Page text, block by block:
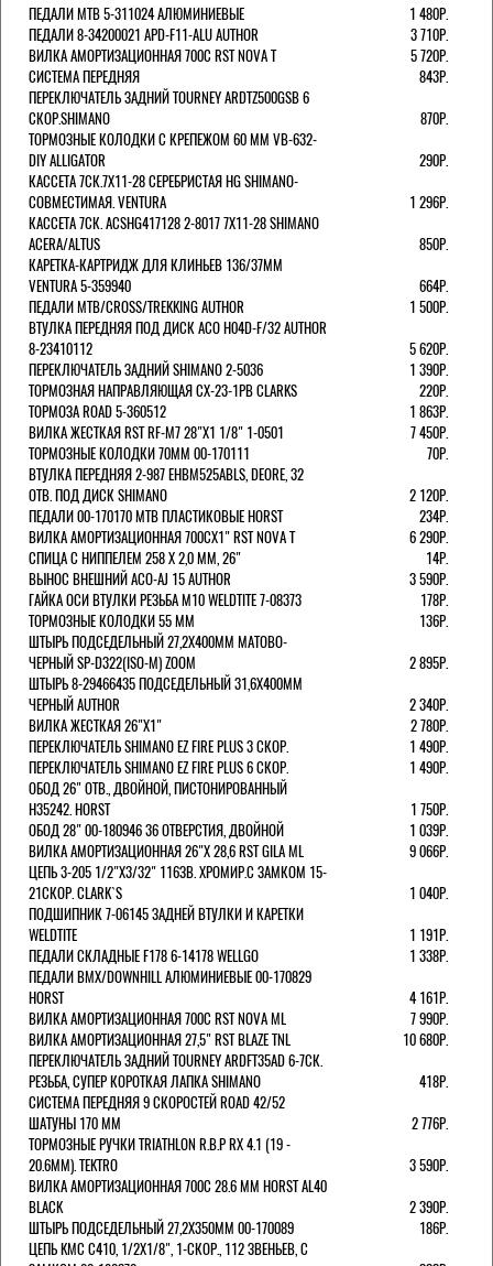
ПЕДАЛИ MTB 5-311024 АЛЮМИНИЕВЫЕ
1 480Р.
ПЕДАЛИ 8-34200021 APD-F11-ALU AUTHOR
3 710Р.
ВИЛКА АМОРТИЗАЦИОННАЯ 700С RST NOVA T
5 720Р.
СИСТЕМА ПЕРЕДНЯЯ
843Р.
ПЕРЕКЛЮЧАТЕЛЬ ЗАДНИЙ TOURNEY ARDTZ500GSB 6
СКОР.SHIMANO
870Р.
ТОРМОЗНЫЕ КОЛОДКИ С КРЕПЕЖОМ 60 ММ VB-632-
DIY ALLIGATOR
290Р.
КАССЕТА 7СК.7Х11-28 СЕРЕБРИСТАЯ HG SHIMANO-
СОВМЕСТИМАЯ. VENTURA
1 296Р.
КАССЕТА 7СК. ACSHG417128 2-8017 7Х11-28 SHIMANO
ACERA/ALTUS
850Р.
КАРЕТКА-КАРТРИДЖ ДЛЯ КЛИНЬЕВ 136/37ММ
VENTURA 5-359940
664Р.
ПЕДАЛИ MTB/CROSS/TREKKING AUTHOR
1 500Р.
ВТУЛКА ПЕРЕДНЯЯ ПОД ДИСК ACO H04D-F/32 AUTHOR
8-23410112
5 620Р.
ПЕРЕКЛЮЧАТЕЛЬ ЗАДНИЙ SHIMANO 2-5036
1 390Р.
ТОРМОЗНАЯ НАПРАВЛЯЮЩАЯ CX-23-1PB CLARKS
220Р.
ТОРМОЗА ROAD 5-360512
1 863Р.
ВИЛКА ЖЕСТКАЯ RST RF-M7 28"Х1 1/8" 1-0501
7 450Р.
ТОРМОЗНЫЕ КОЛОДКИ 70ММ 00-170111
70Р.
ВТУЛКА ПЕРЕДНЯЯ 2-987 EHBM525ABLS, DEORE, 32
ОТВ. ПОД ДИСК SHIMANO
2 120Р.
ПЕДАЛИ 00-170170 МТВ ПЛАСТИКОВЫЕ HORST
234Р.
ВИЛКА АМОРТИЗАЦИОННАЯ 700СХ1" RST NOVA T
6 290Р.
СПИЦА С НИППЕЛЕМ 258 Х 2,0 ММ, 26"
14Р.
ВЫНОС ВНЕШНИЙ ACO-AJ 15 AUTHOR
3 590Р.
ГАЙКА ОСИ ВТУЛКИ РЕЗЬБА М10 WELDTITE 7-08373
178Р.
ТОРМОЗНЫЕ КОЛОДКИ 55 ММ
136Р.
ШТЫРЬ ПОДСЕДЕЛЬНЫЙ 27,2Х400ММ МАТОВО-
ЧЕРНЫЙ SP-D322(ISO-M) ZOOM
2 895Р.
ШТЫРЬ 8-29466435 ПОДСЕДЕЛЬНЫЙ 31,6X400ММ
ЧЕРНЫЙ AUTHOR
2 340Р.
ВИЛКА ЖЕСТКАЯ 26"Х1"
2 780Р.
ПЕРЕКЛЮЧАТЕЛЬ SHIMANO EZ FIRE PLUS 3 СКОР.
1 490Р.
ПЕРЕКЛЮЧАТЕЛЬ SHIMANO EZ FIRE PLUS 6 СКОР.
1 490Р.
ОБОД 26" ОТВ., ДВОЙНОЙ, ПИСТОНИРОВАННЫЙ
H35242. HORST
1 750Р.
ОБОД 28" 00-180946 36 ОТВЕРСТИЯ, ДВОЙНОЙ
1 039Р.
ВИЛКА АМОРТИЗАЦИОННАЯ 26"Х 28,6 RST GILA ML
9 066Р.
ЦЕПЬ 3-205 1/2"X3/32" 116ЗВ. ХРОМИР.С ЗАМКОМ 15-
21СКОР. CLARK`S
1 040Р.
ПОДШИПНИК 7-06145 ЗАДНЕЙ ВТУЛКИ И КАРЕТКИ
WELDTITE
1 191Р.
ПЕДАЛИ СКЛАДНЫЕ F178 6-14178 WELLGO
1 338Р.
ПЕДАЛИ BMX/DOWNHILL АЛЮМИНИЕВЫЕ 00-170829
HORST
4 161Р.
ВИЛКА АМОРТИЗАЦИОННАЯ 700С RST NOVA ML
7 990Р.
ВИЛКА АМОРТИЗАЦИОННАЯ 27,5" RST BLAZE TNL
10 680Р.
ПЕРЕКЛЮЧАТЕЛЬ ЗАДНИЙ TOURNEY ARDFT35AD 6-7СК.
РЕЗЬБА, СУПЕР КОРОТКАЯ ЛАПКА SHIMANO
418Р.
СИСТЕМА ПЕРЕДНЯЯ 9 СКОРОСТЕЙ ROAD 42/52
ШАТУНЫ 170 ММ
2 776Р.
ТОРМОЗНЫЕ РУЧКИ TRIATHLON R.B.P RX 4.1 (19 -
20.6ММ). TEKTRO
3 590Р.
ВИЛКА АМОРТИЗАЦИОННАЯ 700C 28.6 ММ HORST AL40
BLACK
2 390Р.
ШТЫРЬ ПОДСЕДЕЛЬНЫЙ 27,2Х350ММ 00-170089
186Р.
ЦЕПЬ KMC C410, 1/2Х1/8", 1-СКОР., 112 ЗВЕНЬЕВ, С